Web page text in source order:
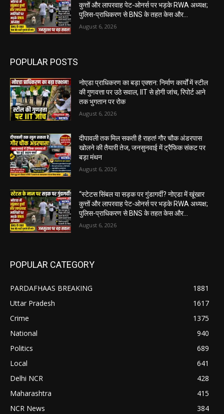
कुत्तों और लापरवाह पेट-ओनर्स पर भड़के RWA अध्यक्ष;
पुलिस-प्राधिकरण से BNS के तहत केस और...
August 6, 2026
POPULAR POSTS
नोएडा प्राधिकरण का बड़ा एक्शन: निर्माण कार्यों में स्टील
की गुणवत्ता पर उठे सवाल, IIT से होगी जांच, रिपोर्ट आने
तक भुगतान पर रोक
August 6, 2026
दीपावली तक मिल सकती है राहत! गौर चौक अंडरपास
खोलने की तैयारी तेज, जनसुनवाई में ट्रैफिक संकट पर
बड़ा मंथन
August 6, 2026
“स्टेटस सिंबल या सड़क पर गुंडागर्दी? नोएडा में खूंखार
कुत्तों और लापरवाह पेट-ओनर्स पर भड़के RWA अध्यक्ष;
पुलिस-प्राधिकरण से BNS के तहत केस और...
August 6, 2026
POPULAR CATEGORY
PARDAFHAAS BREAKING
1881
Uttar Pradesh
1617
Crime
1375
National
940
Politics
689
Local
641
Delhi NCR
428
Maharashtra
415
NCR News
384